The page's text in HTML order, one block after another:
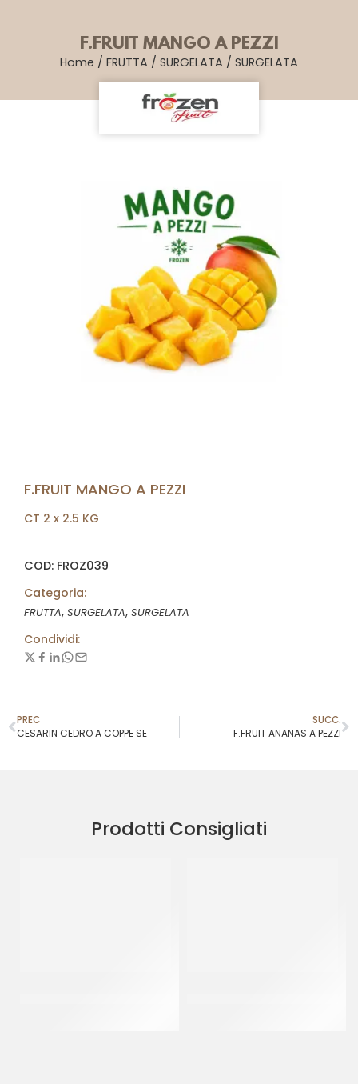
F.FRUIT MANGO A PEZZI
Home / FRUTTA / SURGELATA / SURGELATA
F.FRUIT MANGO A PEZZI
CT 2 x 2.5 KG
COD: FROZ039
Categoria:
FRUTTA, SURGELATA, SURGELATA
Condividi:
PREC
CESARIN CEDRO A COPPE SE
SUCC.
F.FRUIT ANANAS A PEZZI
Prodotti Consigliati